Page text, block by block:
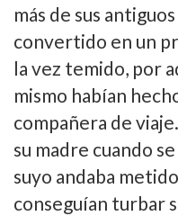
más de sus
convertido en un
la vez temido, por
mismo habí­an
compañera de
su madre cuando
suyo andaba
conseguí­an turbar